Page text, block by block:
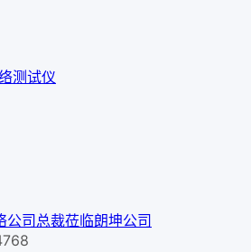
测试仪
公司总裁莅临朗坤公司